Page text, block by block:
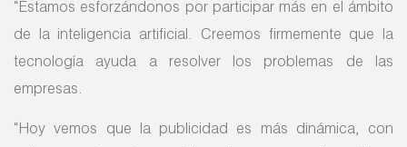
“Estamos esforzándonos por participar más en el ámbito
de la inteligencia artificial. Creemos firmemente que la
tecnología ayuda a resolver los problemas de las
empresas.
“Hoy vemos que la publicidad es más dinámica, con